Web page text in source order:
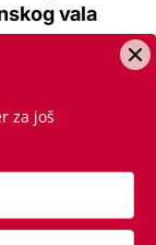
vala
smjerova
za još